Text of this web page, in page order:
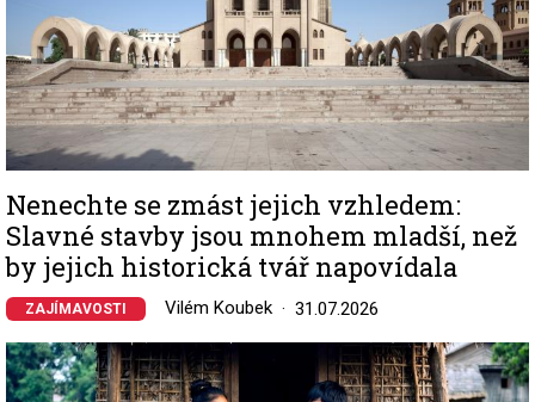
Nenechte se zmást jejich vzhledem:
Slavné stavby jsou mnohem mladší, než
by jejich historická tvář napovídala
ZAJÍMAVOSTI Vilém Koubek 31.07.2026
Image